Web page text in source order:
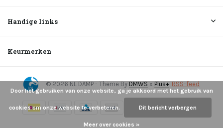
Handige links
Keurmerken
© 2026 NL DAMP - Theme By DMWS x Plus+ RSS-feed
Door het gebruiken van onze website, ga je akkoord met het gebruik van
cookies om onze website te verbeteren. Dit bericht verbergen
Meer over cookies »